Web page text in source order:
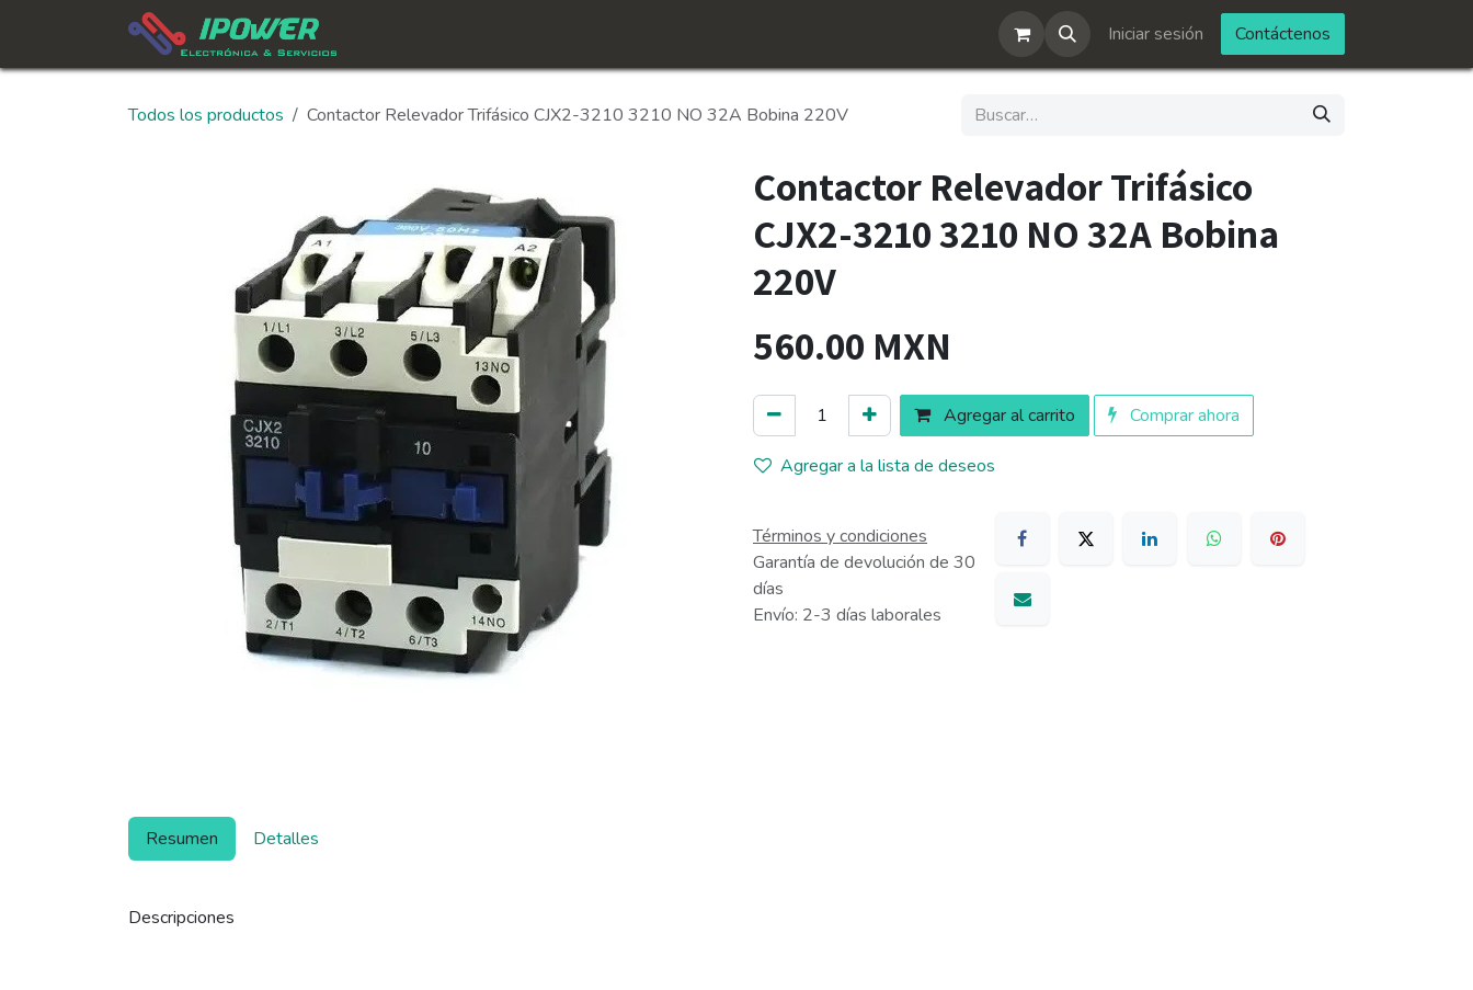
Iniciar sesión Contáctenos
Todos los productos Contactor Relevador Trifásico CJX2-3210 3210 NO 32A Bobina 220V
Contactor Relevador Trifásico
CJX2-3210 3210 NO 32A Bobina
220V
560.00 MXN
Agregar al carrito Comprar ahora
Agregar a la lista de deseos
Términos y condiciones
Garantía de devolución de 30
días
Envío: 2-3 días laborales
Resumen Detalles
Descripciones